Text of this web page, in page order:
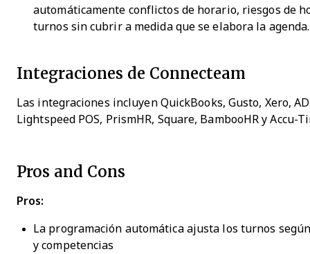
automáticamente conflictos de horario, riesgos de
turnos sin cubrir a medida que se elabora la agenda.
Integraciones de Connecteam
Las integraciones incluyen QuickBooks, Gusto, Xero,
Lightspeed POS, PrismHR, Square, BambooHR y Accu-
Pros and Cons
Pros:
La programación automática ajusta los turnos
y competencias